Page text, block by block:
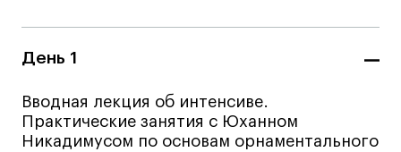
События
Блог
День 1
Вводная лекция об интенсиве.
Практические занятия с Юханном
Никадимусом по основам орнаментального